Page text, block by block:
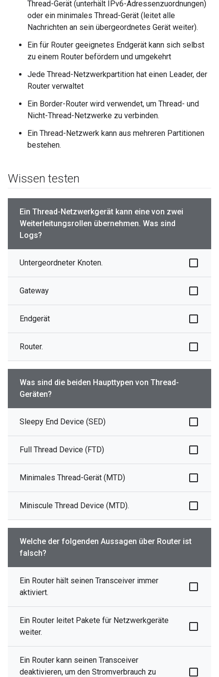
Thread-Gerät (unterhält IPv6-Adressenzuordnungen)
oder ein minimales Thread-Gerät (leitet alle
Nachrichten an sein übergeordnetes Gerät weiter).
Ein für Router geeignetes Endgerät kann sich selbst
zu einem Router befördern und umgekehrt
Jede Thread-Netzwerkpartition hat einen Leader, der
Router verwaltet
Ein Border-Router wird verwendet, um Thread- und
Nicht-Thread-Netzwerke zu verbinden.
Ein Thread-Netzwerk kann aus mehreren Partitionen
bestehen.
Wissen testen
Ein Thread-Netzwerkgerät kann eine von zwei
Weiterleitungsrollen übernehmen. Was sind
Logs?
Untergeordneter Knoten.
Gateway
Endgerät
Router.
Was sind die beiden Haupttypen von Thread-
Geräten?
Sleepy End Device (SED)
Full Thread Device (FTD)
Minimales Thread-Gerät (MTD)
Miniscule Thread Device (MTD).
Welche der folgenden Aussagen über Router ist
falsch?
Ein Router hält seinen Transceiver immer
aktiviert.
Ein Router leitet Pakete für Netzwerkgeräte
weiter.
Ein Router kann seinen Transceiver
deaktivieren, um den Stromverbrauch zu